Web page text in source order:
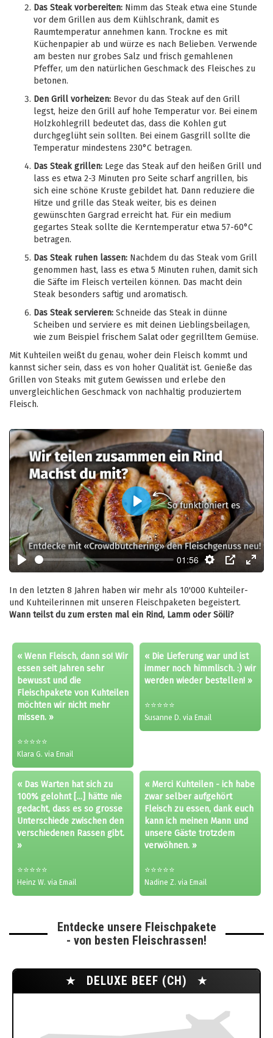
Das Steak vorbereiten: Nimm das Steak etwa eine Stunde
vor dem Grillen aus dem Kühlschrank, damit es
Raumtemperatur annehmen kann. Trockne es mit
Küchenpapier ab und würze es nach Belieben. Verwende
am besten nur grobes Salz und frisch gemahlenen
Pfeffer, um den natürlichen Geschmack des Fleisches zu
betonen.
Den Grill vorheizen: Bevor du das Steak auf den Grill
legst, heize den Grill auf hohe Temperatur vor. Bei einem
Holzkohlegrill bedeutet das, dass die Kohlen gut
durchgeglüht sein sollten. Bei einem Gasgrill sollte die
Temperatur mindestens 230°C betragen.
Das Steak grillen: Lege das Steak auf den heißen Grill und
lass es etwa 2-3 Minuten pro Seite scharf angrillen, bis
sich eine schöne Kruste gebildet hat. Dann reduziere die
Hitze und grille das Steak weiter, bis es deinen
gewünschten Gargrad erreicht hat. Für ein medium
gegartes Steak sollte die Kerntemperatur etwa 57-60°C
betragen.
Das Steak ruhen lassen: Nachdem du das Steak vom Grill
genommen hast, lass es etwa 5 Minuten ruhen, damit sich
die Säfte im Fleisch verteilen können. Das macht dein
Steak besonders saftig und aromatisch.
Das Steak servieren: Schneide das Steak in dünne
Scheiben und serviere es mit deinen Lieblingsbeilagen,
wie zum Beispiel frischem Salat oder gegrilltem Gemüse.
Mit Kuhteilen weißt du genau, woher dein Fleisch kommt und
kannst sicher sein, dass es von hoher Qualität ist. Genieße das
Grillen von Steaks mit gutem Gewissen und erlebe den
unvergleichlichen Geschmack von nachhaltig produziertem
Fleisch.
Play
01:56
Settings
PIP Enter
Play
In den letzten 8 Jahren haben wir mehr als 10'000 Kuhteiler-
und Kuhteilerinnen mit unseren Fleischpaketen begeistert.
Wann teilst du zum ersten mal ein Rind, Lamm oder Söili?
« Wenn Fleisch, dann so! Wir
essen seit Jahren sehr
bewusst und die
Fleischpakete von Kuhteilen
möchten wir nicht mehr
missen. »
⭐⭐⭐⭐⭐
Klara G. via Email
« Die Lieferung war und ist
immer noch himmlisch. :) wir
werden wieder bestellen! »
⭐⭐⭐⭐⭐
Susanne D. via Email
« Das Warten hat sich zu
100% gelohnt [...] hätte nie
gedacht, dass es so grosse
Unterschiede zwischen den
verschiedenen Rassen gibt.
»
⭐⭐⭐⭐⭐
Heinz W. via Email
« Merci Kuhteilen - ich habe
zwar selber aufgehört
Fleisch zu essen, dank euch
kann ich meinen Mann und
unsere Gäste trotzdem
verwöhnen. »
⭐⭐⭐⭐⭐
Nadine Z. via Email
Entdecke unsere Fleischpakete
- von besten Fleischrassen!
★ DELUXE BEEF (CH) ★